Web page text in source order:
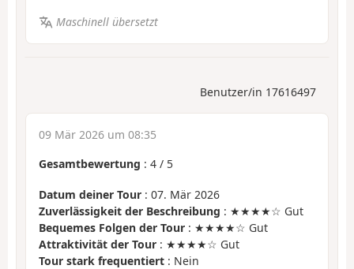
Maschinell übersetzt
Benutzer/in 17616497
09 Mär 2026 um 08:35
Gesamtbewertung : 4 / 5
Datum deiner Tour : 07. Mär 2026
Zuverlässigkeit der Beschreibung : ★★★★☆ Gut
Bequemes Folgen der Tour : ★★★★☆ Gut
Attraktivität der Tour : ★★★★☆ Gut
Tour stark frequentiert : Nein